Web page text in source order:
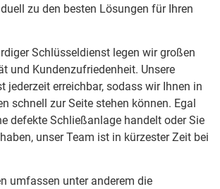
zu den besten Lösungen für Ihren
Schlüsseldienst legen wir großen
und Kundenzufriedenheit. Unsere
jederzeit erreichbar, sodass wir Ihnen in
schnell zur Seite stehen können. Egal
defekte Schließanlage handelt oder Sie
unser Team ist in kürzester Zeit bei
umfassen unter anderem die